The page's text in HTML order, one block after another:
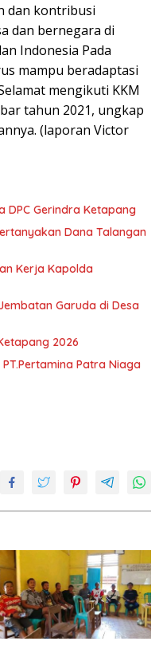
dan kontribusi
dan bernegara di
Indonesia Pada
mampu beradaptasi
mengikuti KKM
tahun 2021, ungkap
(laporan Victor
DPC Gerindra Ketapang
Dana Talangan
Kerja Kapolda
Garuda di Desa
2026
Patra Niaga